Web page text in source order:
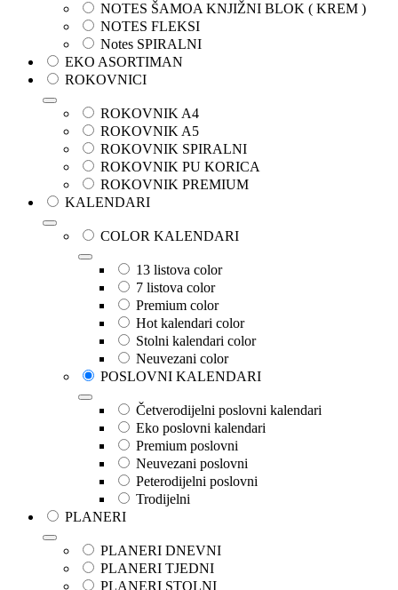
NOTES ŠAMOA KNJIŽNI BLOK ( KREM )
NOTES FLEKSI
Notes SPIRALNI
EKO ASORTIMAN
ROKOVNICI
ROKOVNIK A4
ROKOVNIK A5
ROKOVNIK SPIRALNI
ROKOVNIK PU KORICA
ROKOVNIK PREMIUM
KALENDARI
COLOR KALENDARI
13 listova color
7 listova color
Premium color
Hot kalendari color
Stolni kalendari color
Neuvezani color
POSLOVNI KALENDARI
Četverodijelni poslovni kalendari
Eko poslovni kalendari
Premium poslovni
Neuvezani poslovni
Peterodijelni poslovni
Trodijelni
PLANERI
PLANERI DNEVNI
PLANERI TJEDNI
PLANERI STOLNI